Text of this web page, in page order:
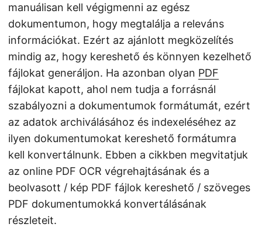
manuálisan kell végigmenni az egész
dokumentumon, hogy megtalálja a releváns
információkat. Ezért az ajánlott megközelítés
mindig az, hogy kereshető és könnyen kezelhető
fájlokat generáljon. Ha azonban olyan PDF
fájlokat kapott, ahol nem tudja a forrásnál
szabályozni a dokumentumok formátumát, ezért
az adatok archiválásához és indexeléséhez az
ilyen dokumentumokat kereshető formátumra
kell konvertálnunk. Ebben a cikkben megvitatjuk
az online PDF OCR végrehajtásának és a
beolvasott / kép PDF fájlok kereshető / szöveges
PDF dokumentumokká konvertálásának
részleteit.